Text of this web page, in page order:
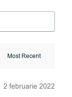
2 februarie 2022